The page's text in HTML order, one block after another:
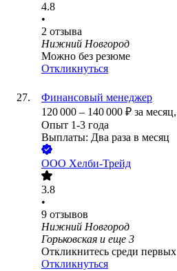
4.8
•
2 отзыва
Нижний Новгород
Можно без резюме
Откликнуться
Финансовый менеджер
120 000 – 140 000 ₽ за месяц,
Опыт 1-3 года
Выплаты: Два раза в месяц
ООО Хелби-Трейд
3.8
•
9 отзывов
Нижний Новгород
Горьковская и еще 3
Откликнитесь среди первых
Откликнуться